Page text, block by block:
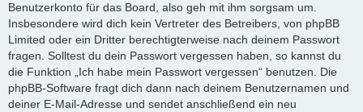
Benutzerkonto für das Board, also geh mit ihm sorgsam um.
Insbesondere wird dich kein Vertreter des Betreibers, von phpBB
Limited oder ein Dritter berechtigterweise nach deinem Passwort
fragen. Solltest du dein Passwort vergessen haben, so kannst du
die Funktion „Ich habe mein Passwort vergessen“ benutzen. Die
phpBB-Software fragt dich dann nach deinem Benutzernamen und
deiner E-Mail-Adresse und sendet anschließend ein neu